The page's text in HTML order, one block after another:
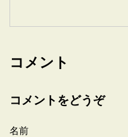
コメント
コメントをどうぞ
名前